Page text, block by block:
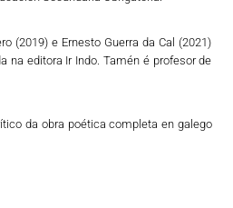
(2019) e Ernesto Guerra da Cal (2021)
na editora Ir Indo. Tamén é profesor de
da obra poética completa en galego